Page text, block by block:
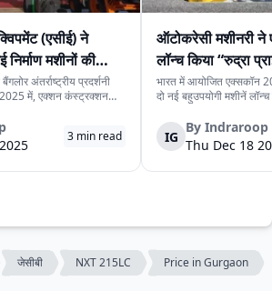
(एसीई) ने
मशीनों की
अंतर्राष्ट्रीय प्रदर्शनी
में, एक्शन कंस्ट्रक्शन
स्थलों पर काम की गति, सुरक्षा
3 min read
ऑटोकरेसी मशीनरी
लॉन्च किया “रुद्रा
प्राइम मिनी”
भारत में आयोजित एक्सकॉन
दो नई बहुउपयोगी मशीनें
प्रोजेक्ट, यूटिलिटी
बनाई गई हैं, जहाँ साइट...
IG
By Indraroop
Thu Dec 18
जेसीबी NXT 215LC Price in Gurgaon